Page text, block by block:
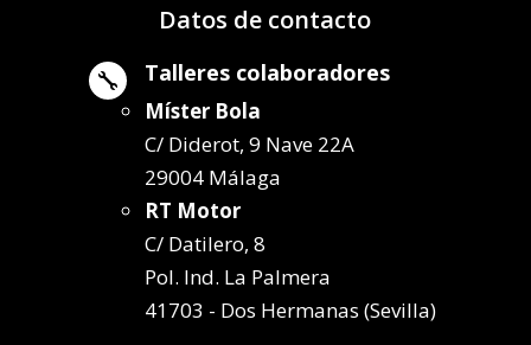
Datos de contacto
 Talleres colaboradores
Míster Bola
C/ Diderot, 9 Nave 22A
29004 Málaga
RT Motor
C/ Datilero, 8
Pol. Ind. La Palmera
41703 - Dos Hermanas (Sevilla)